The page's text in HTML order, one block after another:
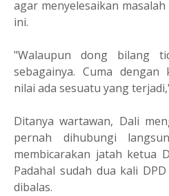
agar menyelesaikan
ini.
"Walaupun dong bilang
sebagainya. Cuma
nilai ada sesuatu yang
Ditanya wartawan, Dali
pernah dihubungi
membicarakan jatah ketua
Padahal sudah dua kali
dibalas.